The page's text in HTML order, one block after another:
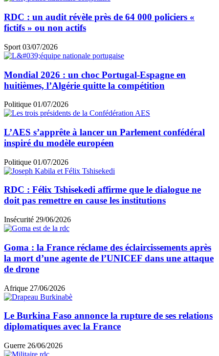
RDC : un audit révèle près de 64 000 policiers «
fictifs » ou non actifs
Sport 03/07/2026
Mondial 2026 : un choc Portugal-Espagne en
huitièmes, l’Algérie quitte la compétition
Politique 01/07/2026
L’AES s’apprête à lancer un Parlement confédéral
inspiré du modèle européen
Politique 01/07/2026
RDC : Félix Tshisekedi affirme que le dialogue ne
doit pas remettre en cause les institutions
Insécurité 29/06/2026
Goma : la France réclame des éclaircissements après
la mort d’une agente de l’UNICEF dans une attaque
de drone
Afrique 27/06/2026
Le Burkina Faso annonce la rupture de ses relations
diplomatiques avec la France
Guerre 26/06/2026